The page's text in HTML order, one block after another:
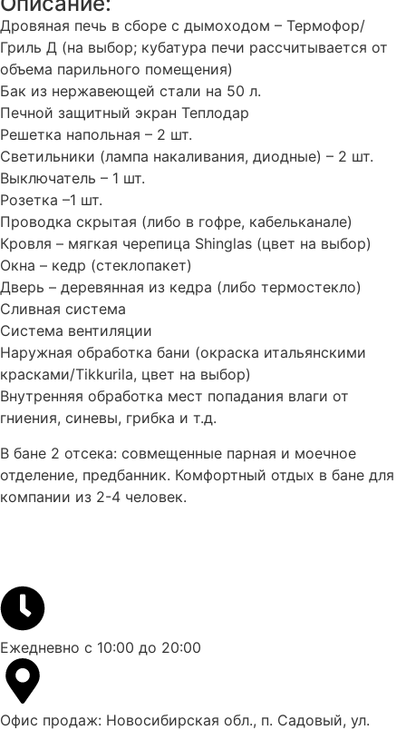
Дровяная печь в сборе с дымоходом – Термофор/
Гриль Д (на выбор; кубатура печи рассчитывается от
объема парильного помещения)
Бак из нержавеющей стали на 50 л.
Печной защитный экран Теплодар
Решетка напольная – 2 шт.
Светильники (лампа накаливания, диодные) – 2 шт.
Выключатель – 1 шт.
Розетка –1 шт.
Проводка скрытая (либо в гофре, кабельканале)
Кровля – мягкая черепица Shinglas (цвет на выбор)
Окна – кедр (стеклопакет)
Дверь – деревянная из кедра (либо термостекло)
Сливная система
Система вентиляции
Наружная обработка бани (окраска итальянскими
красками/Tikkurila, цвет на выбор)
Внутренняя обработка мест попадания влаги от
гниения, синевы, грибка и т.д.
В бане 2 отсека: совмещенные парная и моечное
отделение, предбанник. Комфортный отдых в бане для
компании из 2-4 человек.
Ежедневно с 10:00 до 20:00
Офис продаж: Новосибирская обл., п. Садовый, ул.